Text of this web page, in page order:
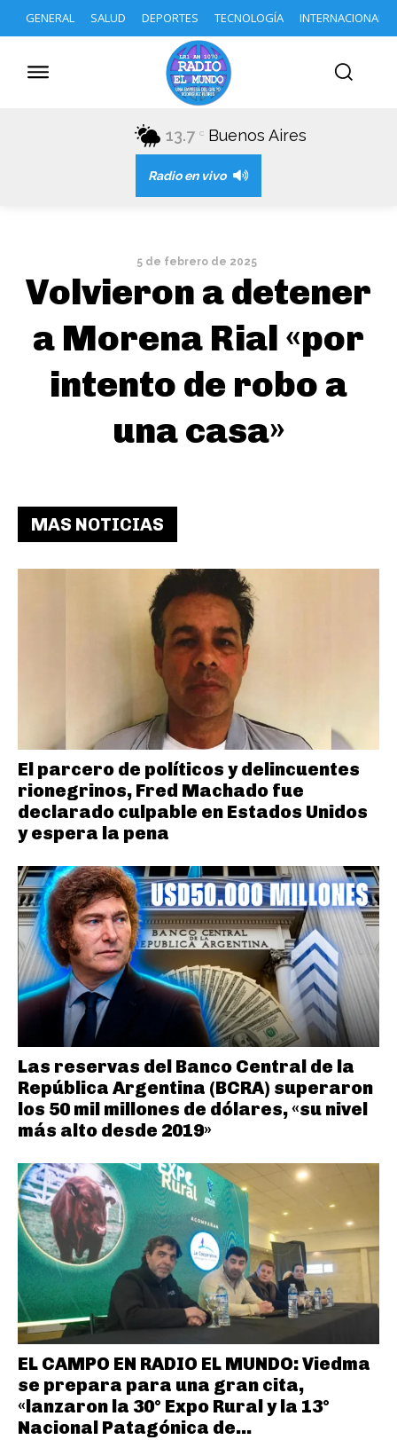
GENERAL SALUD DEPORTES TECNOLOGÍA INTERNACIONAL
13.7 C Buenos Aires
Radio en vivo
5 de febrero de 2025
Volvieron a detener
a Morena Rial «por
intento de robo a
una casa»
MAS NOTICIAS
El parcero de políticos y delincuentes
rionegrinos, Fred Machado fue
declarado culpable en Estados Unidos
y espera la pena
Las reservas del Banco Central de la
República Argentina (BCRA) superaron
los 50 mil millones de dólares, «su nivel
más alto desde 2019»
EL CAMPO EN RADIO EL MUNDO: Viedma
se prepara para una gran cita,
«lanzaron la 30° Expo Rural y la 13°
Nacional Patagónica de...